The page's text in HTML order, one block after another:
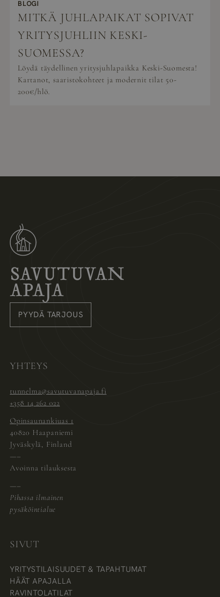
BLOGI
MITKÄ JUHLAPAIKAT SOPIVAT
YRITYSJUHLIIN KESKI-
SUOMESSA?
Löydä täydellinen yritysjuhlapaikka Keski-Suomesta!
Kartanot, saaristokohteet ja modernit tilat 50-
200€/hlö.
PYYDÄ TARJOUS
YHTEYS
tunnelma@savutuvanapaja.fi
+358 14 262 022
Opinsaunankiuas 1
40820 Haapaniemi
Jyväskylä, Finland
—–
Avoinna tilauksesta
—–
Pihassa ilmainen
pysäköintialue
SIVUT
YRITYSTILAISUUDET & TAPAHTUMAT
HÄÄT APAJALLA
RAVINTOLATILAT